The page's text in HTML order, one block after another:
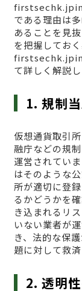
である理由は
あることを見
を把握してお
て詳しく解説し
1. 規制
仮想通貨取引
融庁などの規
運営されてい
はそのような
所が適切に登
るかどうかを
き込まれるリ
いない業者が
き、法的な保
題に対して救
2. 透明